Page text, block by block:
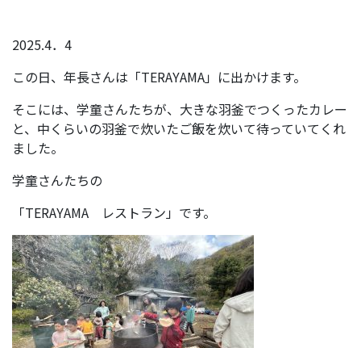
2025.4．4
この日、年長さんは「TERAYAMA」に出かけます。
そこには、学童さんたちが、大きな羽釜でつくったカレー
と、中くらいの羽釜で炊いたご飯を炊いて待っていてくれ
ました。
学童さんたちの
「TERAYAMA レストラン」です。